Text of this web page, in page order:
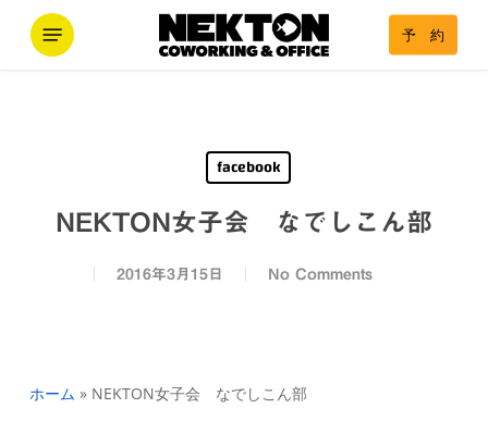
予 約
Menu
facebook
NEKTON女子会 なでしこん部
2016年3月15日 No Comments
ホーム » NEKTON女子会 なでしこん部